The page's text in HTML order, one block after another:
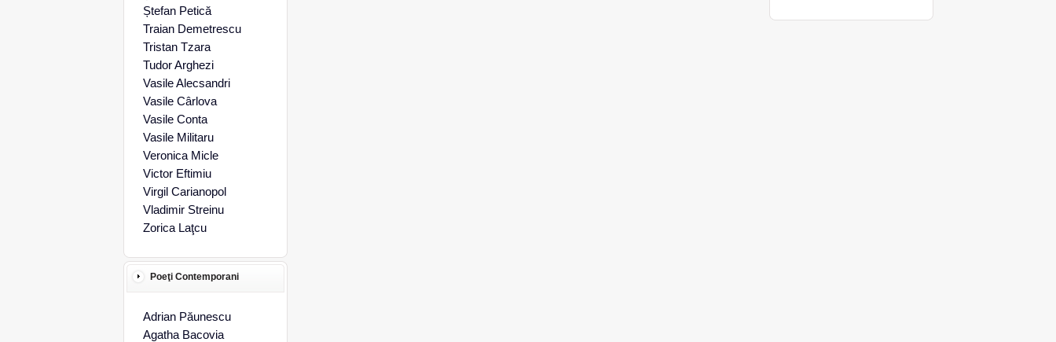
Ștefan Petică
Traian Demetrescu
Tristan Tzara
Tudor Arghezi
Vasile Alecsandri
Vasile Cârlova
Vasile Conta
Vasile Militaru
Veronica Micle
Victor Eftimiu
Virgil Carianopol
Vladimir Streinu
Zorica Laţcu
Poeţi Contemporani
Adrian Păunescu
Agatha Bacovia